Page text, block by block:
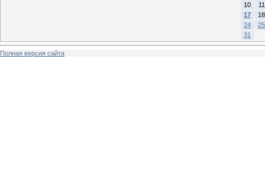
10
11
17
18
24
25
31
Полная версия сайта